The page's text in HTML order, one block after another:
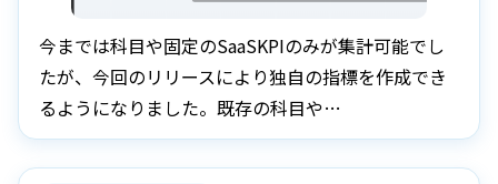
今までは科目や固定のSaaSKPIのみが集計可能でし
たが、今回のリリースにより独自の指標を作成でき
るようになりました。既存の科目や…